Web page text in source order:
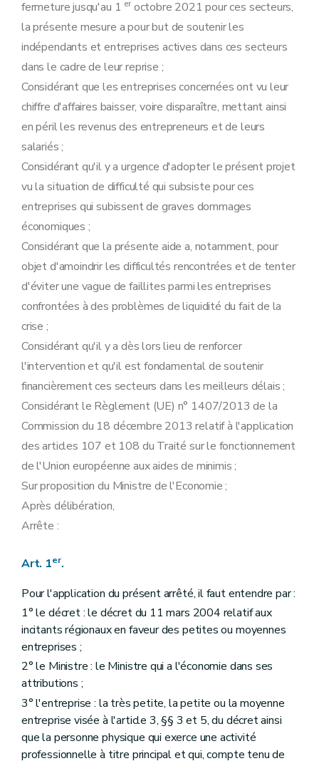
fermeture jusqu'au 1 eroctobre 2021 pour ces secteurs,
la présente mesure a pour but de soutenir les
indépendants et entreprises actives dans ces secteurs
dans le cadre de leur reprise ;
Considérant que les entreprises concernées ont vu leur
chiffre d'affaires baisser, voire disparaître, mettant ainsi
en péril les revenus des entrepreneurs et de leurs
salariés ;
Considérant qu'il y a urgence d'adopter le présent projet
vu la situation de difficulté qui subsiste pour ces
entreprises qui subissent de graves dommages
économiques ;
Considérant que la présente aide a, notamment, pour
objet d'amoindrir les difficultés rencontrées et de tenter
d'éviter une vague de faillites parmi les entreprises
confrontées à des problèmes de liquidité du fait de la
crise ;
Considérant qu'il y a dès lors lieu de renforcer
l'intervention et qu'il est fondamental de soutenir
financièrement ces secteurs dans les meilleurs délais ;
Considérant le Règlement (UE) n° 1407/2013 de la
Commission du 18 décembre 2013 relatif à l'application
des articles 107 et 108 du Traité sur le fonctionnement
de l'Union européenne aux aides de minimis ;
Sur proposition du Ministre de l'Economie ;
Après délibération,
Arrête :
Art. 1er.
Pour l'application du présent arrêté, il faut entendre par :
1° le décret : le décret du 11 mars 2004 relatif aux
incitants régionaux en faveur des petites ou moyennes
entreprises ;
2° le Ministre : le Ministre qui a l'économie dans ses
attributions ;
3° l'entreprise : la très petite, la petite ou la moyenne
entreprise visée à l'article 3, §§ 3 et 5, du décret ainsi
que la personne physique qui exerce une activité
professionnelle à titre principal et qui, compte tenu de